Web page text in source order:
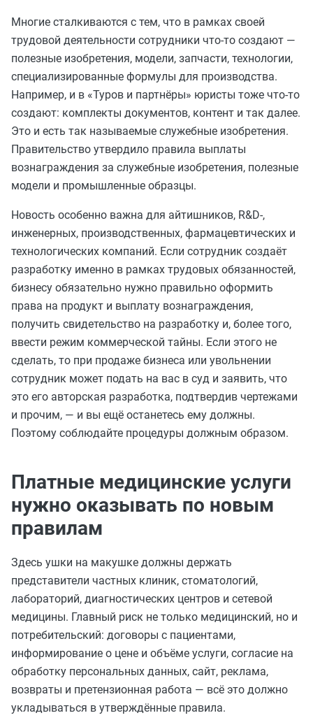
Многие сталкиваются с тем, что в рамках своей
трудовой деятельности сотрудники что-то создают —
полезные изобретения, модели, запчасти, технологии,
специализированные формулы для производства.
Например, и в «Туров и партнёры» юристы тоже что-то
создают: комплекты документов, контент и так далее.
Это и есть так называемые служебные изобретения.
Правительство утвердило правила выплаты
вознаграждения за служебные изобретения, полезные
модели и промышленные образцы.
Новость особенно важна для айтишников, R&D-,
инженерных, производственных, фармацевтических и
технологических компаний. Если сотрудник создаёт
разработку именно в рамках трудовых обязанностей,
бизнесу обязательно нужно правильно оформить
права на продукт и выплату вознаграждения,
получить свидетельство на разработку и, более того,
ввести режим коммерческой тайны. Если этого не
сделать, то при продаже бизнеса или увольнении
сотрудник может подать на вас в суд и заявить, что
это его авторская разработка, подтвердив чертежами
и прочим, — и вы ещё останетесь ему должны.
Поэтому соблюдайте процедуры должным образом.
Платные медицинские услуги
нужно оказывать по новым
правилам
Здесь ушки на макушке должны держать
представители частных клиник, стоматологий,
лабораторий, диагностических центров и сетевой
медицины. Главный риск не только медицинский, но и
потребительский: договоры с пациентами,
информирование о цене и объёме услуги, согласие на
обработку персональных данных, сайт, реклама,
возвраты и претензионная работа — всё это должно
укладываться в утверждённые правила.